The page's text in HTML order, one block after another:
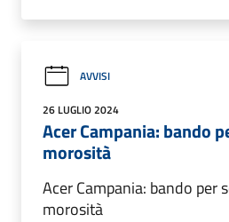
AVVISI
26 LUGLIO 2024
Acer Campania: bando
morosità
Acer Campania: bando per
morosità